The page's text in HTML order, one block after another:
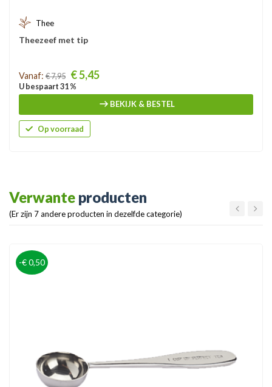
Thee
Theezeef met tip
Prijs
Vanaf: € 7,95 € 5,45
U bespaart 31 %
BEKIJK & BESTEL
Op voorraad
Verwante producten
(Er zijn 7 andere producten in dezelfde categorie)
-€ 0,50